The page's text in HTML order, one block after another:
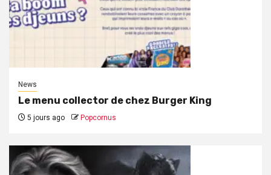
News
Le menu collector de chez Burger King
5 jours ago Popcornus